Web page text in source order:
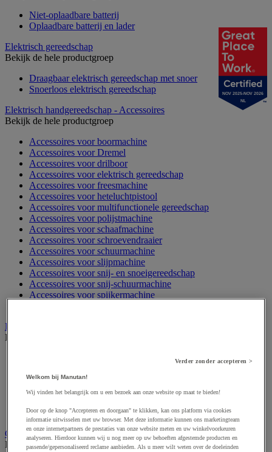
Niet-oplaadbare batterij
Oplaadbare batterij en lader
Elektrisch gereedschap
Bekijk de hele productgroep
Draagbaar elektrisch gereedschap met snoer
Snoerloos elektrisch gereedschap
Elektrisch handgereedschap - Accessoires
Bekijk de hele productgroep
Accessoires voor boormachine
Accessoires voor Dremel
Accessoires voor drilboor
Accessoires voor elektrisch gereedschap
Accessoires voor freesmachine
Accessoires voor heteluchtpistool
Accessoires voor multifunctionele gereedschap
Accessoires voor polijstmachine
Accessoires voor schaafmachine
Accessoires voor schroevendraaier
Accessoires voor schuurmachine
Accessoires voor slijpmachine
Accessoires voor snij- en snoeigereedschap
Accessoires voor snij-schuurmachine
Accessoires voor spijkermachine
Elektrische toebehoren en verlichting
Bekijk de hele productgroep
Accessoires voor elektrisch schakelpaneel
Elektrische kabel
Elektrische uitrusting
Wandcontactdoos en schakelaar
Gereedschap opbergen
Bekijk de hele productgroep
NOV 2025-NOV 2026
NL
Verder zonder accepteren >
Welkom bij Manutan!
Wij vinden het belangrijk om u een bezoek aan onze website op maat te bieden!
Door op de knop "Accepteren en doorgaan" te klikken, kan ons platform via cookies
informatie uitwisselen met uw browser. Met deze informatie kunnen ons marketingteam
en onze internetpartners de prestaties van onze website meten en uw winkelvoorkeuren
analyseren. Hierdoor kunnen wij u nog meer op uw behoeften afgestemde producten en
passende/gepersonaliseerd reclame aanbieden. Als u meer wilt weten over de doeleinden